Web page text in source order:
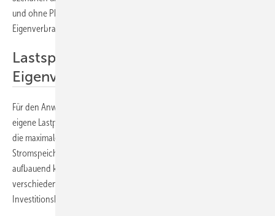
und ohne Photovoltaikanlage sowie die Erhöhung des
Eigenverbrauchs von selbst produziertem Solarstrom.
Lastspitzen kappen und
Eigenverbrauch erhöhen
Für den Anwendungsfall der Lastspitzenkappung können die Planer
eigene Lastprofile hochladen. Der Speicherrechner analysiert daraus
die maximale Lastspitze und stellt grafisch den Einfluss verschiedener
Stromspeichergrößen auf diese Lastspitze dar. Auf diese Analyse
aufbauend kann sich der Planer anzeigen lassen, wie sich die
verschiedenen Speichergrößen unter Berücksichtigung der
Investitionskosten und der Anschlusskosten wirtschaftlich auswirken.